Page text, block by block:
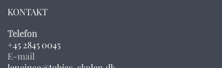
KONTAKT
Telefon
+45 2845 0045
E-mail